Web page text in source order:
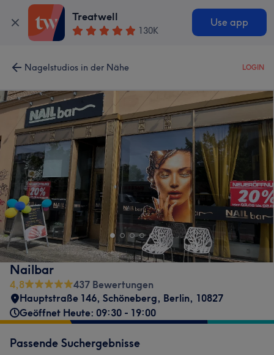
Treatwell
130K
Use app
Nagelstudios in der Nähe LOGIN
Nailbar
4,8
437 Bewertungen
Hauptstraße 146, Schöneberg, Berlin, 10827
Geöffnet Heute: 09:30 - 19:00
Passende Suchergebnisse